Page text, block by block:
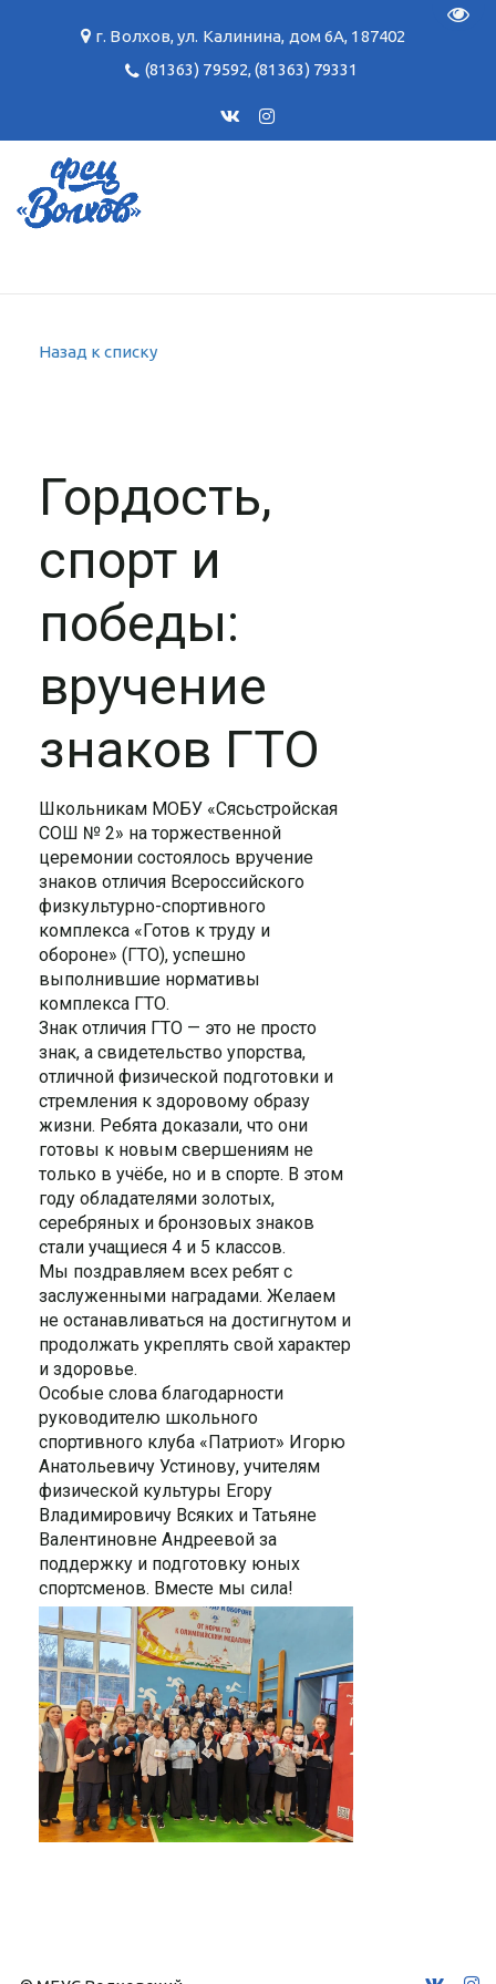
г. Волхов,ул. Калинина, дом 6А, 187402
(81363) 79592,(81363) 79331
Назад к списку
Гордость,
спорт и
победы:
вручение
знаков ГТО
Школьникам МОБУ «Сясьстройская
СОШ № 2» на торжественной
церемонии состоялось вручение
знаков отличия Всероссийского
физкультурно-спортивного
комплекса «Готов к труду и
обороне» (ГТО), успешно
выполнившие нормативы
комплекса ГТО.
Знак отличия ГТО — это не просто
знак, а свидетельство упорства,
отличной физической подготовки и
стремления к здоровому образу
жизни. Ребята доказали, что они
готовы к новым свершениям не
только в учёбе, но и в спорте. В этом
году обладателями золотых,
серебряных и бронзовых знаков
стали учащиеся 4 и 5 классов.
Мы поздравляем всех ребят с
заслуженными наградами. Желаем
не останавливаться на достигнутом и
продолжать укреплять свой характер
и здоровье.
Особые слова благодарности
руководителю школьного
спортивного клуба «Патриот» Игорю
Анатольевичу Устинову, учителям
физической культуры Егору
Владимировичу Всяких и Татьяне
Валентиновне Андреевой за
поддержку и подготовку юных
спортсменов. Вместе мы сила!